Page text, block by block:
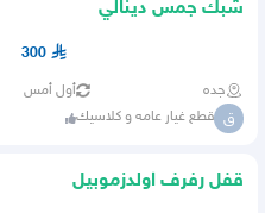
شبك جمس دينالي
300
جده أول أمس
ق قطع غيار عامه و كلاسيك
قفل رفرف اولدزموبيل